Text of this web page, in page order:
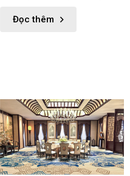
dàng lựa chọn được sản phẩm
Đọc thêm